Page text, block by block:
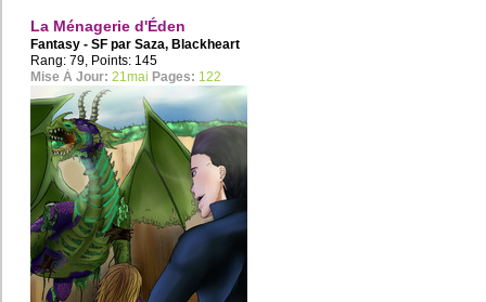
La Ménagerie d'Éden
Fantasy - SF par Saza, Blackheart
Rang: 79, Points: 145
Mise À Jour: 21mai Pages: 122